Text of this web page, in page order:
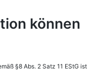
können
§8 Abs. 2 Satz 11 EStG ist